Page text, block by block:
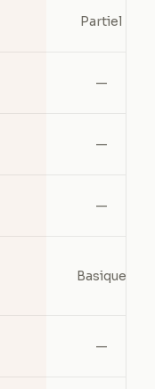
Partiel
—
—
—
Basique
—